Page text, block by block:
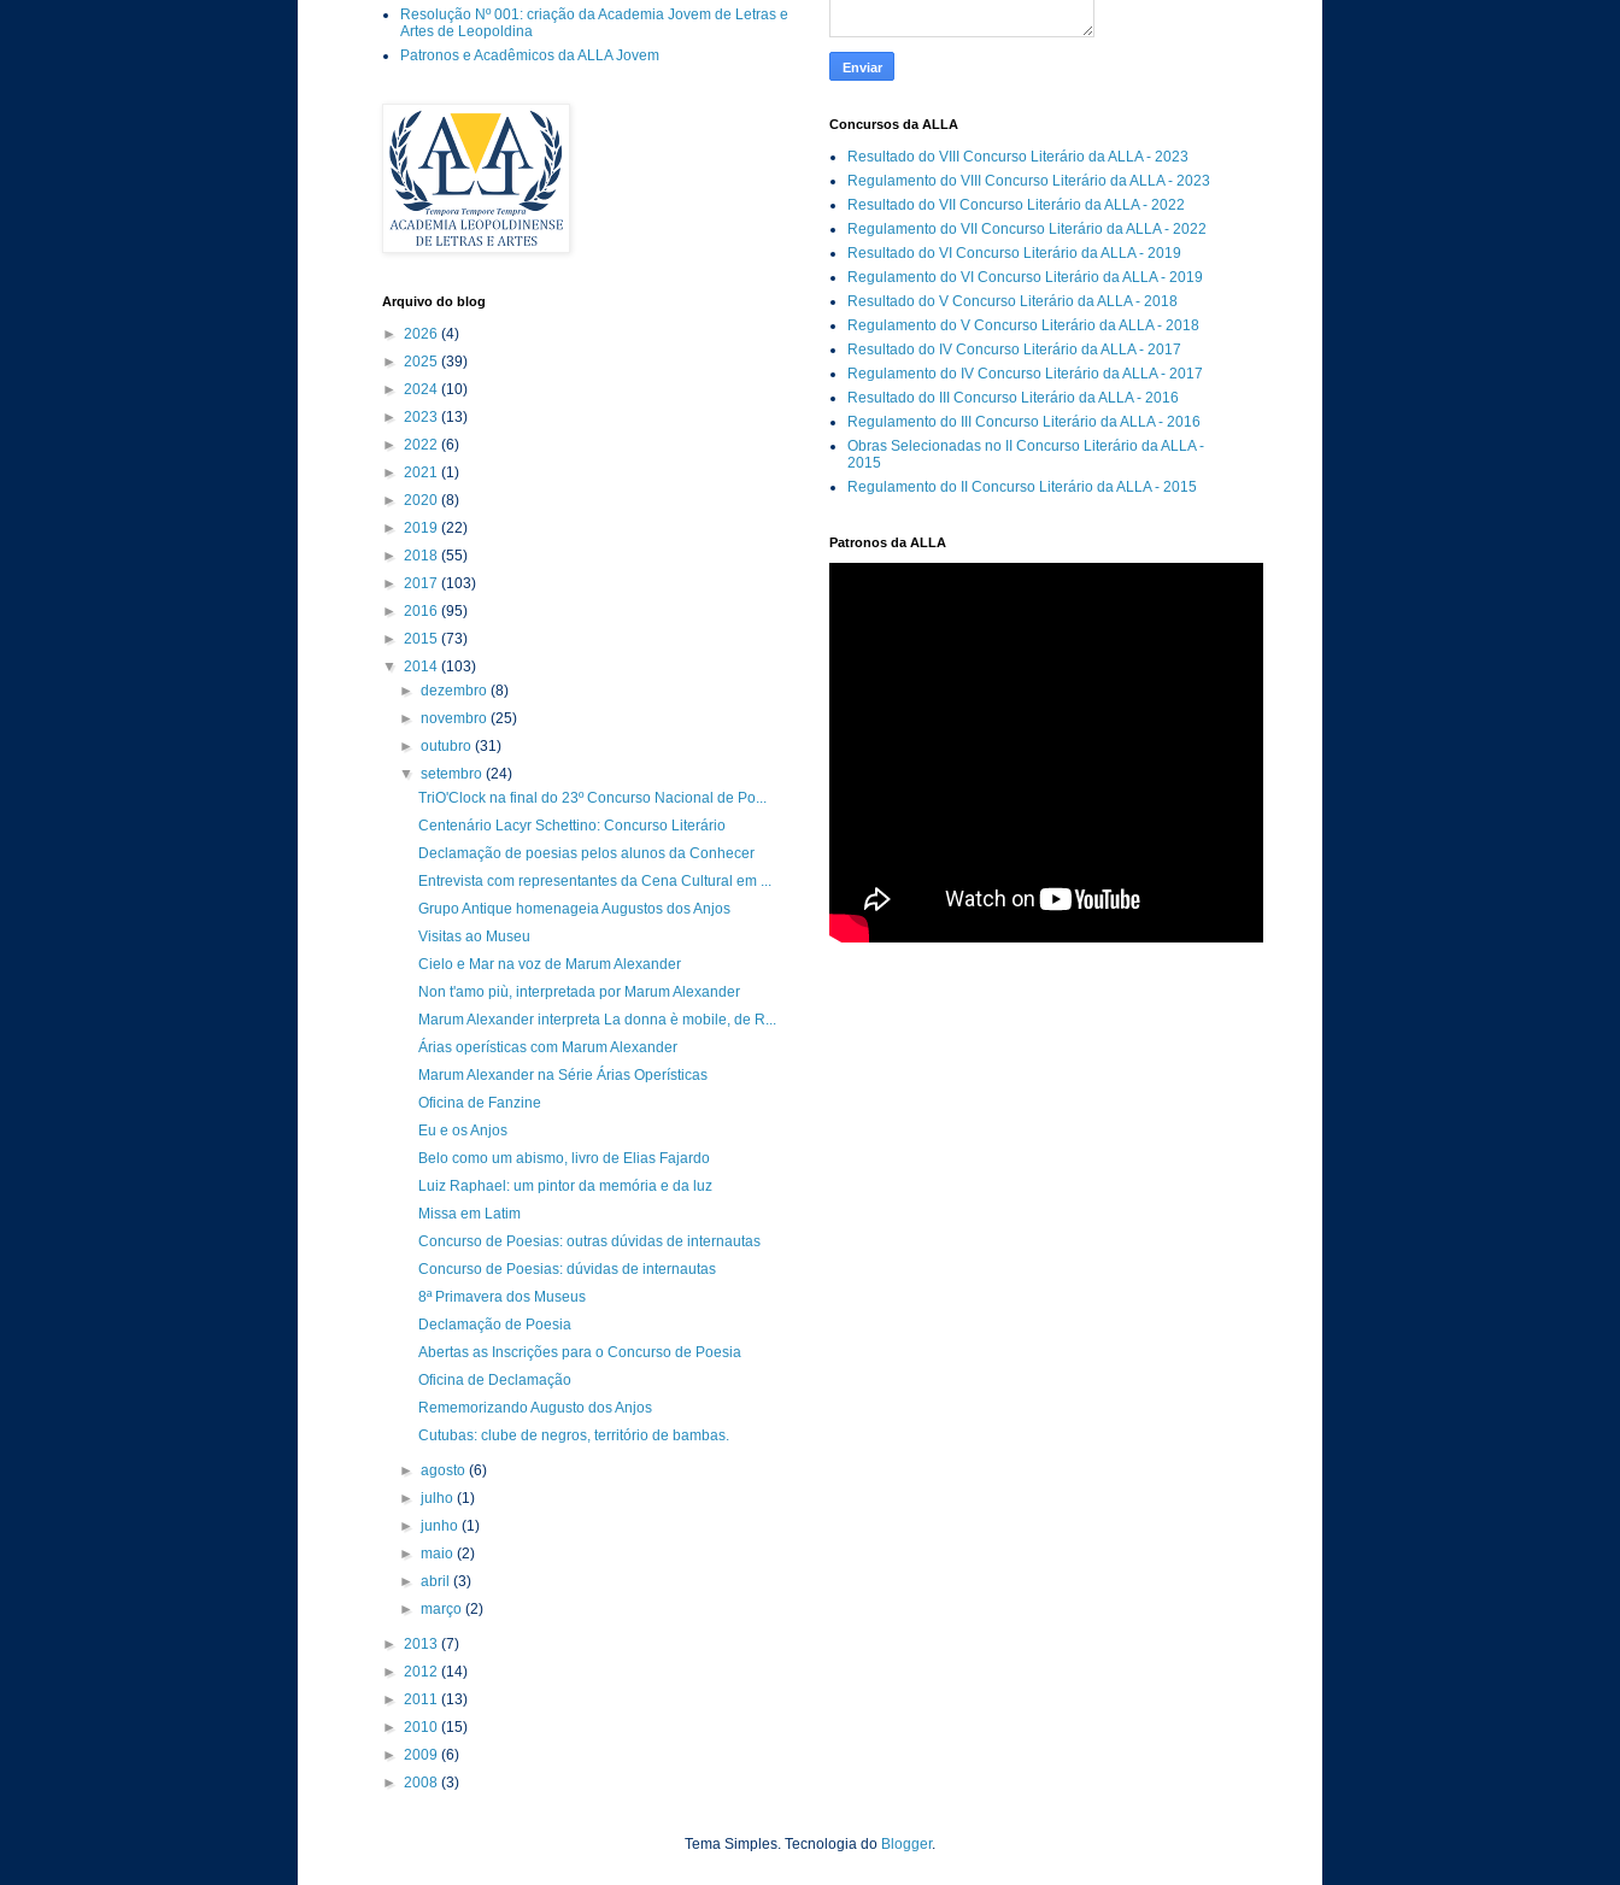
Resolução Nº 001: criação da Academia Jovem de Letras e
Artes de Leopoldina
Patronos e Acadêmicos da ALLA Jovem
Arquivo do blog
► 2026 (4)
► 2025 (39)
► 2024 (10)
► 2023 (13)
► 2022 (6)
► 2021 (1)
► 2020 (8)
► 2019 (22)
► 2018 (55)
► 2017 (103)
► 2016 (95)
► 2015 (73)
▼ 2014 (103)
►dezembro(8)
►novembro(25)
►outubro(31)
▼setembro(24)
TriO'Clock na final do 23º Concurso Nacional de Po...
Centenário Lacyr Schettino: Concurso Literário
Declamação de poesias pelos alunos da Conhecer
Entrevista com representantes da Cena Cultural em ...
Grupo Antique homenageia Augustos dos Anjos
Visitas ao Museu
Cielo e Mar na voz de Marum Alexander
Non t'amo più, interpretada por Marum Alexander
Marum Alexander interpreta La donna è mobile, de R...
Árias operísticas com Marum Alexander
Marum Alexander na Série Árias Operísticas
Oficina de Fanzine
Eu e os Anjos
Belo como um abismo, livro de Elias Fajardo
Luiz Raphael: um pintor da memória e da luz
Missa em Latim
Concurso de Poesias: outras dúvidas de internautas
Concurso de Poesias: dúvidas de internautas
8ª Primavera dos Museus
Declamação de Poesia
Abertas as Inscrições para o Concurso de Poesia
Oficina de Declamação
Rememorizando Augusto dos Anjos
Cutubas: clube de negros, território de bambas.
►agosto(6)
►julho(1)
►junho(1)
►maio(2)
►abril(3)
►março(2)
► 2013 (7)
► 2012 (14)
► 2011 (13)
► 2010 (15)
► 2009 (6)
► 2008 (3)
Concursos da ALLA
Resultado do VIII Concurso Literário da ALLA - 2023
Regulamento do VIII Concurso Literário da ALLA - 2023
Resultado do VII Concurso Literário da ALLA - 2022
Regulamento do VII Concurso Literário da ALLA - 2022
Resultado do VI Concurso Literário da ALLA - 2019
Regulamento do VI Concurso Literário da ALLA - 2019
Resultado do V Concurso Literário da ALLA - 2018
Regulamento do V Concurso Literário da ALLA - 2018
Resultado do IV Concurso Literário da ALLA - 2017
Regulamento do IV Concurso Literário da ALLA - 2017
Resultado do III Concurso Literário da ALLA - 2016
Regulamento do III Concurso Literário da ALLA - 2016
Obras Selecionadas no II Concurso Literário da ALLA -
2015
Regulamento do II Concurso Literário da ALLA - 2015
Patronos da ALLA
Tema Simples. Tecnologia do Blogger.